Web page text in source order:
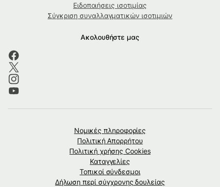
Ειδοποιήσεις ισοτιμίας
Σύγκριση συναλλαγματικών ισοτιμιών
Ακολουθήστε μας
Νομικές πληροφορίες
Πολιτική Απορρήτου
Πολιτική χρήσης Cookies
Καταγγελίες
Τοπικοί σύνδεσμοι
Δήλωση περί σύγχρονης δουλείας